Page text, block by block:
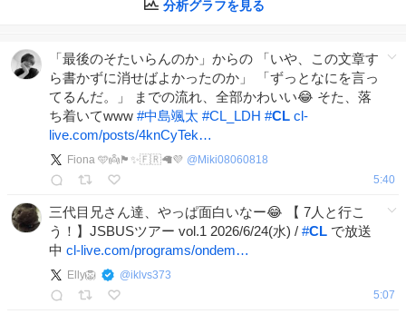
分析グラフを見る
「最後のそたいらんのか」からの 「いや、この文章す
ら書かずに消せばよかったのか」 「ずっとなにを言っ
てるんだ。」 までの流れ、全部かわいい😂 そた、落
ち着いてwww #中島颯太 #CL_LDH #CL cl-
live.com/posts/4knCyTek…
Fiona 🩵👼🏴󠁧󠁢󠁥󠁮󠁧󠁿✨🇫🇷🦙💜 @ Miki08060818
5:40
三代目兄さん達、やっぱ面白いなー😂 【 7人と行こ
う！】JSBUSツアー vol.1 2026/6/24(水) / #CL で放送
中 cl-live.com/programs/ondem…
Elly🦁 @iklvs373
5:07